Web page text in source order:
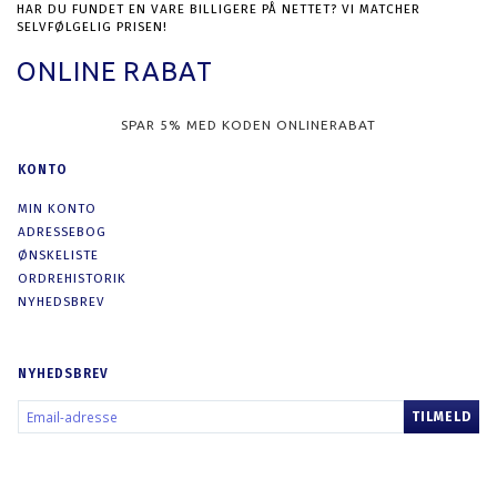
HAR DU FUNDET EN VARE BILLIGERE PÅ NETTET? VI MATCHER
SELVFØLGELIG PRISEN!
ONLINE RABAT
SPAR 5% MED KODEN ONLINERABAT
KONTO
MIN KONTO
ADRESSEBOG
ØNSKELISTE
ORDREHISTORIK
NYHEDSBREV
NYHEDSBREV
EMAIL-
ADRESSE
TILMELD